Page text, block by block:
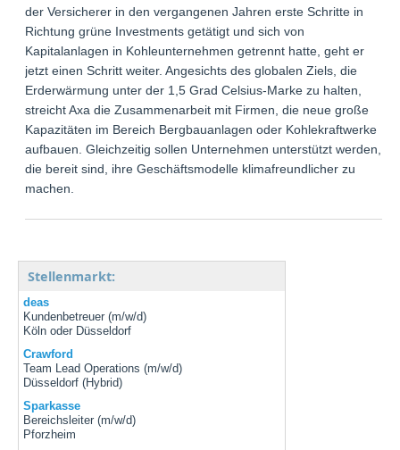
der Versicherer in den vergangenen Jahren erste Schritte in
Richtung grüne Investments getätigt und sich von
Kapitalanlagen in Kohleunternehmen getrennt hatte, geht er
jetzt einen Schritt weiter. Angesichts des globalen Ziels, die
Erderwärmung unter der 1,5 Grad Celsius-Marke zu halten,
streicht Axa die Zusammenarbeit mit Firmen, die neue große
Kapazitäten im Bereich Bergbauanlagen oder Kohlekraftwerke
aufbauen. Gleichzeitig sollen Unternehmen unterstützt werden,
die bereit sind, ihre Geschäftsmodelle klimafreundlicher zu
machen.
Stellenmarkt:
deas
Kundenbetreuer (m/w/d)
Köln oder Düsseldorf
Crawford
Team Lead Operations (m/w/d)
Düsseldorf (Hybrid)
Sparkasse
Bereichsleiter (m/w/d)
Pforzheim